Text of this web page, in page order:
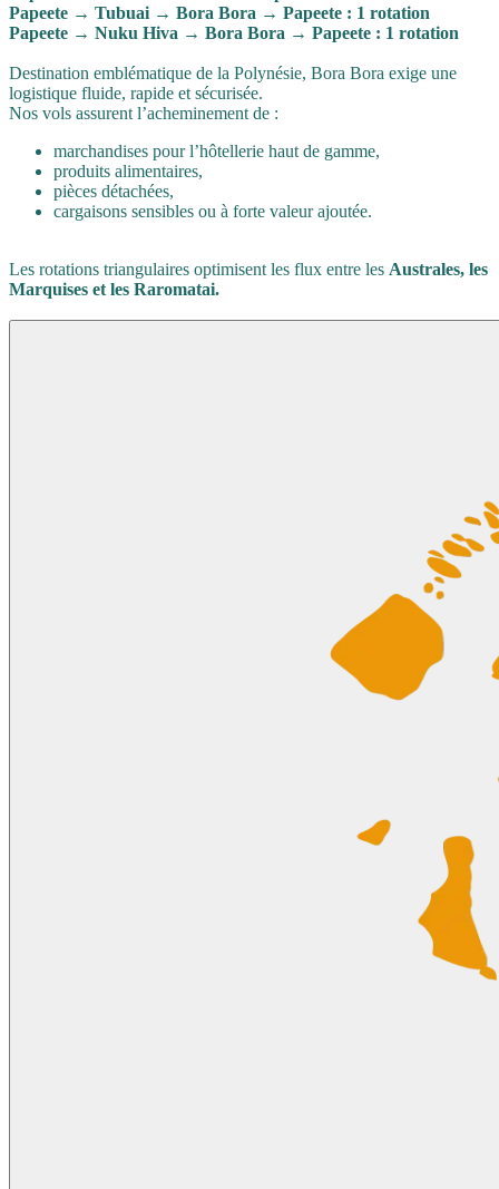
Papeete → Tubuai → Bora Bora → Papeete : 1 rotation
Papeete → Nuku Hiva → Bora Bora → Papeete : 1 rotation
Destination emblématique de la Polynésie, Bora Bora exige une
logistique fluide, rapide et sécurisée.
Nos vols assurent l’acheminement de :
marchandises pour l’hôtellerie haut de gamme,
produits alimentaires,
pièces détachées,
cargaisons sensibles ou à forte valeur ajoutée.
Les rotations triangulaires optimisent les flux entre les Australes, les
Marquises et les Raromatai.